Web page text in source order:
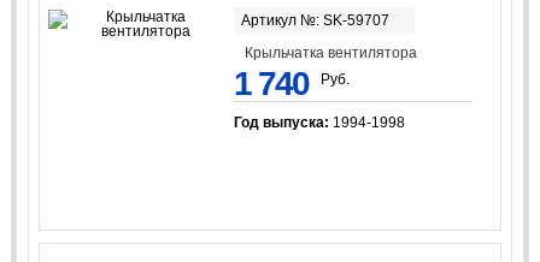
Артикул №: SK-59707
Крыльчатка вентилятора
1 740 Руб.
Год выпуска: 1994-1998